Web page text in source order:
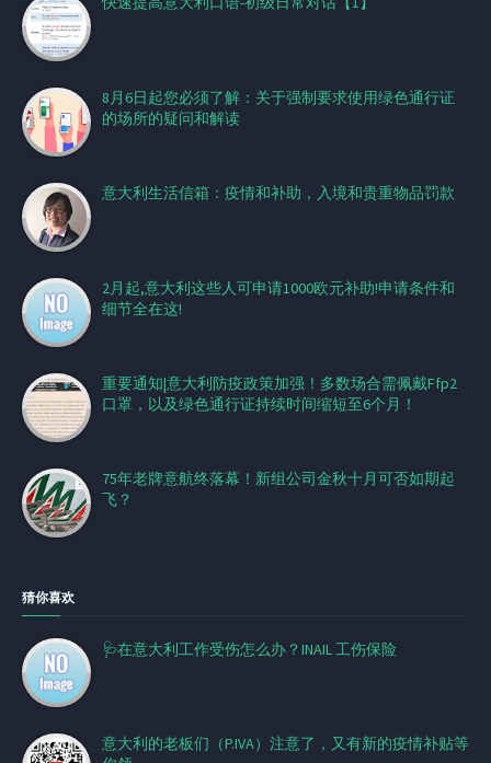
8月6日起您必须了解：关于强制要求使用绿色通行证
的场所的疑问和解读
意大利生活信箱：疫情和补助，入境和贵重物品罚款
2月起,意大利这些人可申请1000欧元补助!申请条件和
细节全在这!
重要通知|意大利防疫政策加强！多数场合需佩戴Ffp2
口罩，以及绿色通行证持续时间缩短至6个月！
75年老牌意航终落幕！新组公司金秋十月可否如期起
飞？
猜你喜欢
🩺在意大利工作受伤怎么办？INAIL 工伤保险
意大利的老板们（P.IVA）注意了，又有新的疫情补贴等